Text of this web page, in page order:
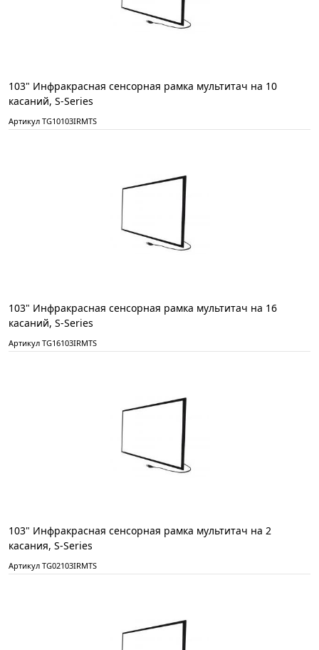
103" Инфракрасная сенсорная рамка мультитач на 10
касаний, S-Series
Артикул TG10103IRMTS
103" Инфракрасная сенсорная рамка мультитач на 16
касаний, S-Series
Артикул TG16103IRMTS
103" Инфракрасная сенсорная рамка мультитач на 2
касания, S-Series
Артикул TG02103IRMTS